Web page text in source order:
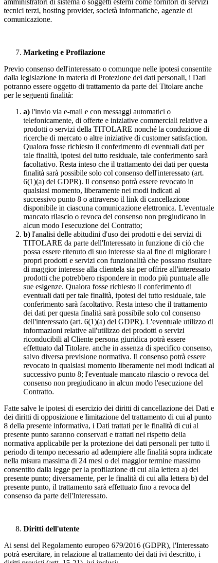
amministratori di sistema o soggetti esterni come fornitori di servizi
tecnici terzi, hosting provider, società informatiche, agenzie di
comunicazione.
Marketing e Profilazione
Previo consenso dell'interessato o comunque nelle ipotesi consentite
dalla legislazione in materia di Protezione dei dati personali, i Dati
potranno essere oggetto di trattamento da parte del Titolare anche
per le seguenti finalità:
a) l'invio via e-mail e con messaggi automatici o
telefonicamente, di offerte e iniziative commerciali relative a
prodotti o servizi della TITOLARE nonché la conduzione di
ricerche di mercato o altre iniziative di customer satisfaction.
Qualora fosse richiesto il conferimento di eventuali dati per
tale finalità, ipotesi del tutto residuale, tale conferimento sarà
facoltativo. Resta inteso che il trattamento dei dati per questa
finalità sarà possibile solo col consenso dell'interessato (art.
6(1)(a) del GDPR). Il consenso potrà essere revocato in
qualsiasi momento, liberamente nei modi indicati al
successivo punto 8 o attraverso il link di cancellazione
disponibile in ciascuna comunicazione elettronica. L'eventuale
mancato rilascio o revoca del consenso non pregiudicano in
alcun modo l'esecuzione del Contratto;
b) l'analisi delle abitudini d'uso dei prodotti e dei servizi di
TITOLARE da parte dell'Interessato in funzione di ciò che
possa essere ritenuto di suo interesse sia al fine di migliorare i
propri prodotti e servizi con funzionalità che possano risultare
di maggior interesse alla clientela sia per offrire all'interessato
prodotti che potrebbero rispondere in modo più puntuale alle
sue esigenze. Qualora fosse richiesto il conferimento di
eventuali dati per tale finalità, ipotesi del tutto residuale, tale
conferimento sarà facoltativo. Resta inteso che il trattamento
dei dati per questa finalità sarà possibile solo col consenso
dell'interessato (art. 6(1)(a) del GDPR). L'eventuale utilizzo di
informazioni relative all'utilizzo dei prodotti o servizi
riconducibili al Cliente persona giuridica potrà essere
effettuato dal Titolare. anche in assenza di specifico consenso,
salvo diversa previsione normativa. Il consenso potrà essere
revocato in qualsiasi momento liberamente nei modi indicati al
successivo punto 8; l'eventuale mancato rilascio o revoca del
consenso non pregiudicano in alcun modo l'esecuzione del
Contratto.
Fatte salve le ipotesi di esercizio dei diritti di cancellazione dei Dati e
dei diritti di opposizione e limitazione del trattamento di cui al punto
8 della presente informativa, i Dati trattati per le finalità di cui al
presente punto saranno conservati e trattati nel rispetto della
normativa applicabile per la protezione dei dati personali per tutto il
periodo di tempo necessario ad adempiere alle finalità sopra indicate
nella misura massima di 24 mesi o del maggior termine massimo
consentito dalla legge per la profilazione di cui alla lettera a) del
presente punto; diversamente, per le finalità di cui alla lettera b) del
presente punto, il trattamento sarà effettuato fino a revoca del
consenso da parte dell'Interessato.
Diritti dell'utente
Ai sensi del Regolamento europeo 679/2016 (GDPR), l'Interessato
potrà esercitare, in relazione al trattamento dei dati ivi descritto, i